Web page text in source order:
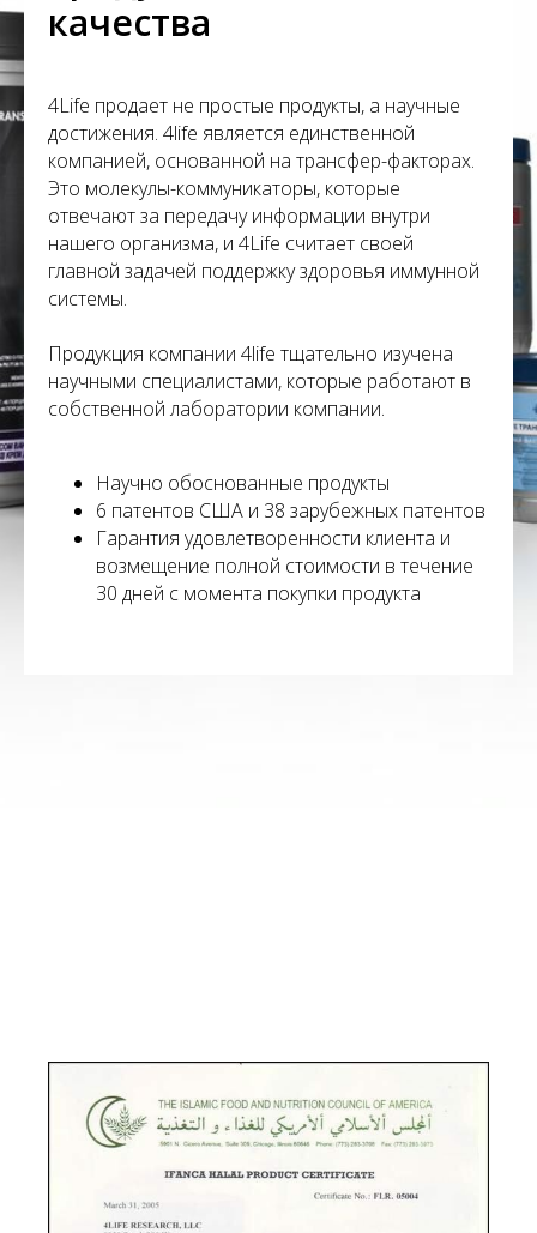
качества
4Life продает не простые продукты, а научные
достижения. 4life является единственной
компанией, основанной на трансфер-факторах.
Это молекулы-коммуникаторы, которые
отвечают за передачу информации внутри
нашего организма, и 4Life считает своей
главной задачей поддержку здоровья иммунной
системы.
Продукция компании 4life тщательно изучена
научными специалистами, которые работают в
собственной лаборатории компании.
Научно обоснованные продукты
6 патентов США и 38 зарубежных патентов
Гарантия удовлетворенности клиента и
возмещение полной стоимости в течение
30 дней с момента покупки продукта